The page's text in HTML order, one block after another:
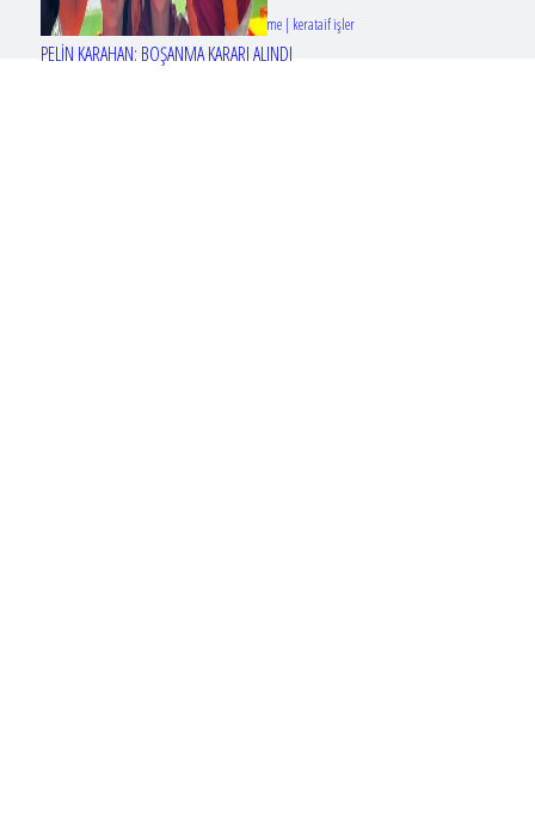
PELİN KARAHAN: BOŞANMA KARARI ALINDI
Tasarım & Geliştirme | kerataif işler